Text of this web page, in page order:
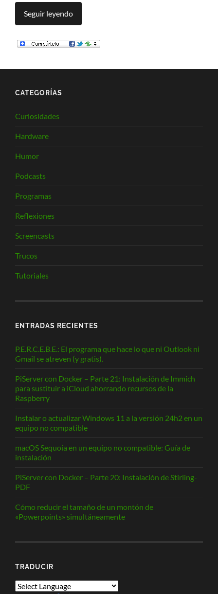
Seguir leyendo
CATEGORÍAS
Curiosidades
Hardware
Humor
Podcasts
Programas
Reflexiones
Screencasts
Trucos
Tutoriales
ENTRADAS RECIENTES
P.E.R.C.E.B.E.: El programa que hace lo que ni Outlook ni
Gmail se atreven (y gratis).
PiServer con Docker – Parte 21: Instalación de Immich
para sustituir a iCloud ahorrando recursos de la
Raspberry
Instalar o actualizar Windows 11 a la versión 24h2 en un
equipo no compatible
macOS Sequoia en un equipo no compatible: Guía de
instalación
PiServer con Docker – Parte 20: Instalación de Stirling-
PDF
Cómo reducir el tamaño de un montón de
«Powerpoints» simultáneamente
TRADUCIR